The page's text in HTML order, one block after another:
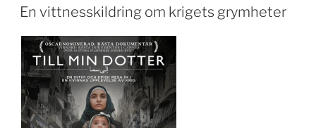
En vittnesskildring om krigets grymheter